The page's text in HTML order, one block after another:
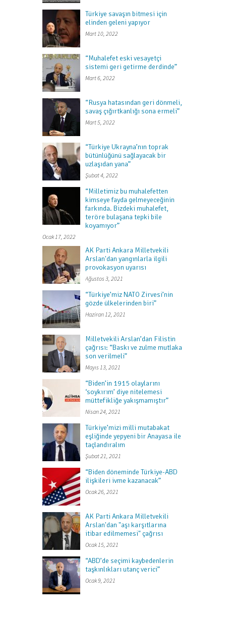
Türkiye savaşın bitmesi için
elinden geleni yapıyor
Mart 10, 2022
“Muhalefet eski vesayetçi
sistemi geri getirme derdinde”
Mart 6, 2022
“Rusya hatasından geri dönmeli,
savaş çığırtkanlığı sona ermeli”
Mart 5, 2022
“Türkiye Ukrayna’nın toprak
bütünlüğünü sağlayacak bir
uzlaşıdan yana”
Şubat 4, 2022
“Milletimiz bu muhalefetten
kimseye fayda gelmeyeceğinin
farkında. Bizdeki muhalefet,
teröre bulaşana tepki bile
koyamıyor”
Ocak 17, 2022
AK Parti Ankara Milletvekili
Arslan'dan yangınlarla ilgili
provokasyon uyarısı
Ağustos 3, 2021
“Türkiye’miz NATO Zirvesi’nin
gözde ülkelerinden biri”
Haziran 12, 2021
Milletvekili Arslan’dan Filistin
çağrısı: “Baskı ve zulme mutlaka
son verilmeli”
Mayıs 13, 2021
“Biden’in 1915 olaylarını
‘soykırım’ diye nitelemesi
müttefikliğe yakışmamıştır”
Nisan 24, 2021
Türkiye’mizi milli mutabakat
eşliğinde yepyeni bir Anayasa ile
taçlandıralım
Şubat 21, 2021
“Biden döneminde Türkiye-ABD
ilişkileri ivme kazanacak”
Ocak 26, 2021
AK Parti Ankara Milletvekili
Arslan'dan "aşı karşıtlarına
itibar edilmemesi" çağrısı
Ocak 15, 2021
“ABD’de seçimi kaybedenlerin
taşkınlıkları utanç verici”
Ocak 9, 2021